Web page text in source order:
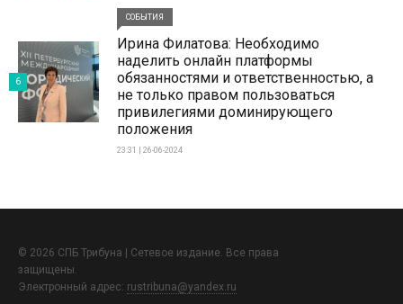
СОБЫТИЯ
Ирина Филатова: Необходимо
наделить онлайн платформы
обязанностями и ответственностью, а
не только правом пользоваться
привилегиями доминирующего
положения
23:31 | 26-06-2024
6
© 2026 СПБ Трибуна | Сетевое издание. Все права
защищены.
Электронный адрес: rustribuna@yandex.ru